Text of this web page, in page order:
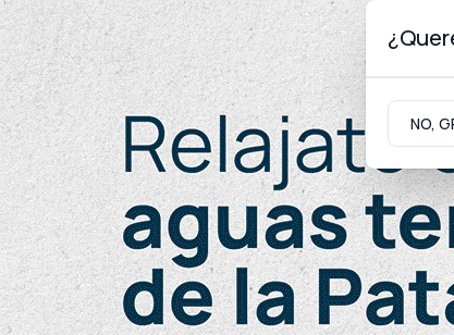
Sábado 8 deAgosto de 2026
Neuquinidad Gabinete
NO,